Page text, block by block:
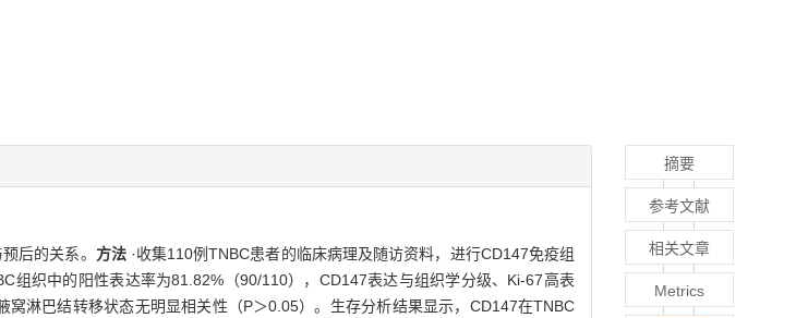
后的关系。 方法·收集110例TNBC患者的临床病理及随访资料，进行CD147免疫组
组织中的阳性表达率为81.82%（90/110），CD147表达与组织学分级、Ki-67高表
淋巴结转移状态无明显相关性（P＞0.05）。生存分析结果显示，CD147在TNBC
摘要
参考文献
相关文章
Metrics